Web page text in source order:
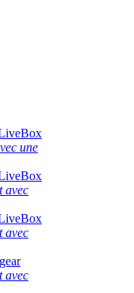
une
avec
avec
avec